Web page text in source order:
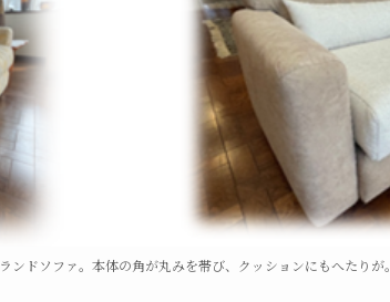
ンドソファ。本体の角が丸みを帯び、クッションにもへたりが。